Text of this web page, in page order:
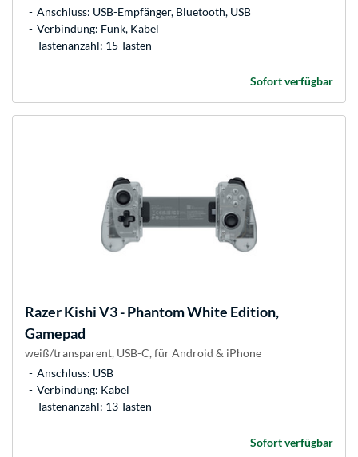
Anschluss: USB-Empfänger, Bluetooth, USB
Verbindung: Funk, Kabel
Tastenanzahl: 15 Tasten
Sofort verfügbar
RazerKishi V3 - Phantom White Edition,
Gamepad
weiß/transparent, USB-C, für Android & iPhone
Anschluss: USB
Verbindung: Kabel
Tastenanzahl: 13 Tasten
Sofort verfügbar